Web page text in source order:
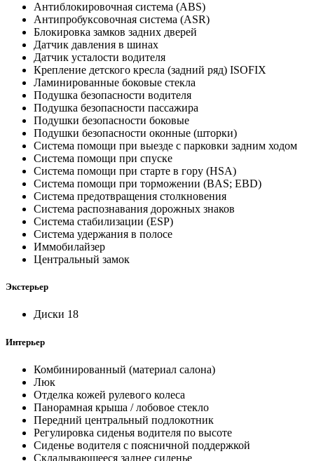
Антиблокировочная система (ABS)
Антипробуксовочная система (ASR)
Блокировка замков задних дверей
Датчик давления в шинах
Датчик усталости водителя
Крепление детского кресла (задний ряд) ISOFIX
Ламинированные боковые стекла
Подушка безопасности водителя
Подушка безопасности пассажира
Подушки безопасности боковые
Подушки безопасности оконные (шторки)
Система помощи при выезде с парковки задним ходом
Система помощи при спуске
Система помощи при старте в гору (HSA)
Система помощи при торможении (BAS; EBD)
Система предотвращения столкновения
Система распознавания дорожных знаков
Система стабилизации (ESP)
Система удержания в полосе
Иммобилайзер
Центральный замок
Экстерьер
Диски 18
Интерьер
Комбинированный (материал салона)
Люк
Отделка кожей рулевого колеса
Панорамная крыша / лобовое стекло
Передний центральный подлокотник
Регулировка сиденья водителя по высоте
Сиденье водителя с поясничной поддержкой
Складывающееся заднее сиденье